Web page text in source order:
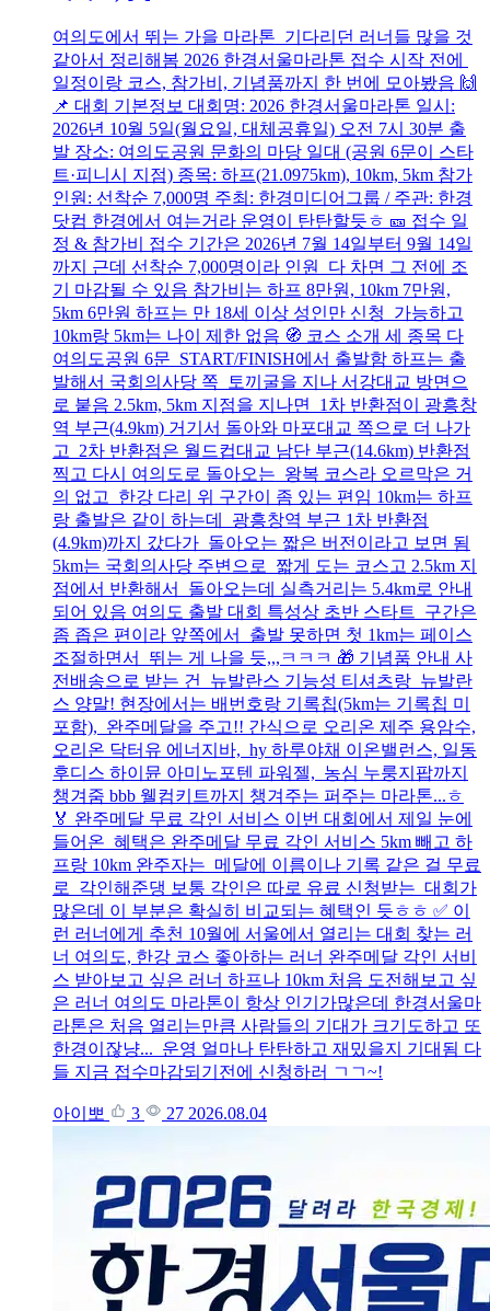
여의도에서 뛰는 가을 마라톤 기다리던 러너들 많을 것
같아서 정리해봄 2026 한경서울마라톤 접수 시작 전에
일정이랑 코스, 참가비, 기념품까지 한 번에 모아봤음 🙌
📌 대회 기본정보 대회명: 2026 한경서울마라톤 일시:
2026년 10월 5일(월요일, 대체공휴일) 오전 7시 30분 출
발 장소: 여의도공원 문화의 마당 일대 (공원 6문이 스타
트·피니시 지점) 종목: 하프(21.0975km), 10km, 5km 참가
인원: 선착순 7,000명 주최: 한경미디어그룹 / 주관: 한경
닷컴 한경에서 여는거라 운영이 탄탄할듯ㅎ 🎫 접수 일
정 & 참가비 접수 기간은 2026년 7월 14일부터 9월 14일
까지 근데 선착순 7,000명이라 인원 다 차면 그 전에 조
기 마감될 수 있음 참가비는 하프 8만원, 10km 7만원,
5km 6만원 하프는 만 18세 이상 성인만 신청 가능하고
10km랑 5km는 나이 제한 없음 🧭 코스 소개 세 종목 다
여의도공원 6문 START/FINISH에서 출발함 하프는 출
발해서 국회의사당 쪽 토끼굴을 지나 서강대교 방면으
로 붙음 2.5km, 5km 지점을 지나면 1차 반환점이 광흥창
역 부근(4.9km) 거기서 돌아와 마포대교 쪽으로 더 나가
고 2차 반환점은 월드컵대교 남단 부근(14.6km) 반환점
찍고 다시 여의도로 돌아오는 왕복 코스라 오르막은 거
의 없고 한강 다리 위 구간이 좀 있는 편임 10km는 하프
랑 출발은 같이 하는데 광흥창역 부근 1차 반환점
(4.9km)까지 갔다가 돌아오는 짧은 버전이라고 보면 됨
5km는 국회의사당 주변으로 짧게 도는 코스고 2.5km 지
점에서 반환해서 돌아오는데 실측거리는 5.4km로 안내
되어 있음 여의도 출발 대회 특성상 초반 스타트 구간은
좀 좁은 편이라 앞쪽에서 출발 못하면 첫 1km는 페이스
조절하면서 뛰는 게 나을 듯,,,ㅋㅋㅋ 🎁 기념품 안내 사
전배송으로 받는 건 뉴발란스 기능성 티셔츠랑 뉴발란
스 양말! 현장에서는 배번호랑 기록칩(5km는 기록칩 미
포함), 완주메달을 주고!! 간식으로 오리온 제주 용암수,
오리온 닥터유 에너지바, hy 하루야채 이온밸런스, 일동
후디스 하이뮨 아미노포텐 파워젤, 농심 누룽지팝까지
챙겨줌 bbb 웰컴키트까지 챙겨주는 퍼주는 마라톤...ㅎ
🏅 완주메달 무료 각인 서비스 이번 대회에서 제일 눈에
들어온 혜택은 완주메달 무료 각인 서비스 5km 빼고 하
프랑 10km 완주자는 메달에 이름이나 기록 같은 걸 무료
로 각인해준댕 보통 각인은 따로 유료 신청받는 대회가
많은데 이 부분은 확실히 비교되는 혜택인 듯ㅎㅎ ✅ 이
런 러너에게 추천 10월에 서울에서 열리는 대회 찾는 러
너 여의도, 한강 코스 좋아하는 러너 완주메달 각인 서비
스 받아보고 싶은 러너 하프나 10km 처음 도전해보고 싶
은 러너 여의도 마라톤이 항상 인기가많은데 한경서울마
라톤은 처음 열리는만큼 사람들의 기대가 크기도하고 또
한경이잖냥... 운영 얼마나 탄탄하고 재밌을지 기대됨 다
들 지금 접수마감되기전에 신청하러 ㄱㄱ~!
아이뽀 3 27 2026.08.04